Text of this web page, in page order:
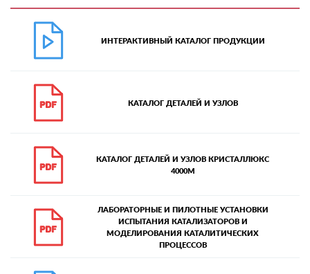
ИНТЕРАКТИВНЫЙ КАТАЛОГ ПРОДУКЦИИ
КАТАЛОГ ДЕТАЛЕЙ И УЗЛОВ
КАТАЛОГ ДЕТАЛЕЙ И УЗЛОВ КРИСТАЛЛЮКС
4000М
ЛАБОРАТОРНЫЕ И ПИЛОТНЫЕ УСТАНОВКИ
ИСПЫТАНИЯ КАТАЛИЗАТОРОВ И
МОДЕЛИРОВАНИЯ КАТАЛИТИЧЕСКИХ
ПРОЦЕССОВ